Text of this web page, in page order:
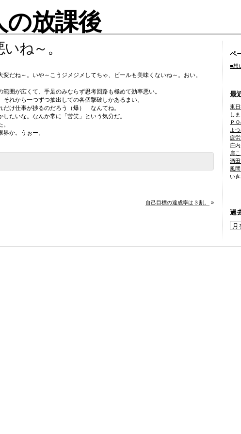
放課後
ね～。
だね～。いや～こうジメジメしてちゃ、ビールも美味くないね～。おい。
囲が広くて、手足のみならず思考回路も極めて効率悪い。
れから一つずつ抽出しての各個撃破しかあるまい。
だけ仕事が捗るのだろう（爆） なんてね。
たいな。なんか常に「苦笑」という気分だ。
か。うぉー。
自己目標の達成率は３割。 »
ペ
■想
最
東
しま
Ｐ
よ
疲
庄
肩
酒
風
い
過
過
去